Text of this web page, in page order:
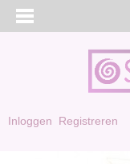
Inloggen Registreren